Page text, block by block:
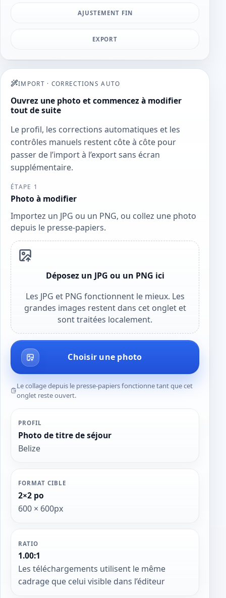
AJUSTEMENT FIN
EXPORT
IMPORT · CORRECTIONS AUTO
Ouvrez une photo et commencez à modifier
tout de suite
Le profil, les corrections automatiques et les
contrôles manuels restent côte à côte pour
passer de l’import à l’export sans écran
supplémentaire.
ÉTAPE 1
Photo à modifier
Importez un JPG ou un PNG, ou collez une photo
depuis le presse-papiers.
Déposez un JPG ou un PNG ici
Les JPG et PNG fonctionnent le mieux. Les
grandes images restent dans cet onglet et
sont traitées localement.
Choisir une photo
Le collage depuis le presse-papiers fonctionne tant que cet
onglet reste ouvert.
PROFIL
Photo de titre de séjour
Belize
FORMAT CIBLE
2×2 po
600 × 600px
RATIO
1.00:1
Les téléchargements utilisent le même
cadrage que celui visible dans l’éditeur